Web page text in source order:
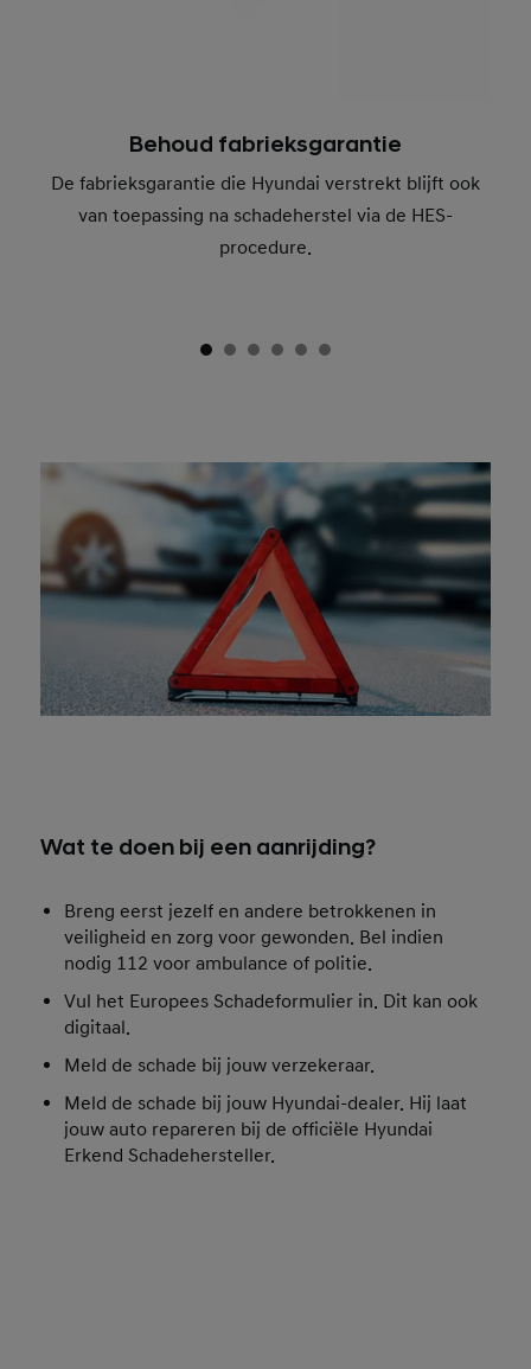
Behoud fabrieksgarantie
De fabrieksgarantie die Hyundai verstrekt blijft ook
van toepassing na schadeherstel via de HES-
procedure.
Wat te doen bij een aanrijding?
Breng eerst jezelf en andere betrokkenen in
veiligheid en zorg voor gewonden. Bel indien
nodig 112 voor ambulance of politie.
Vul het Europees Schadeformulier in. Dit kan ook
digitaal.
Meld de schade bij jouw verzekeraar.
Meld de schade bij jouw Hyundai-dealer. Hij laat
jouw auto repareren bij de officiële Hyundai
Erkend Schadehersteller.